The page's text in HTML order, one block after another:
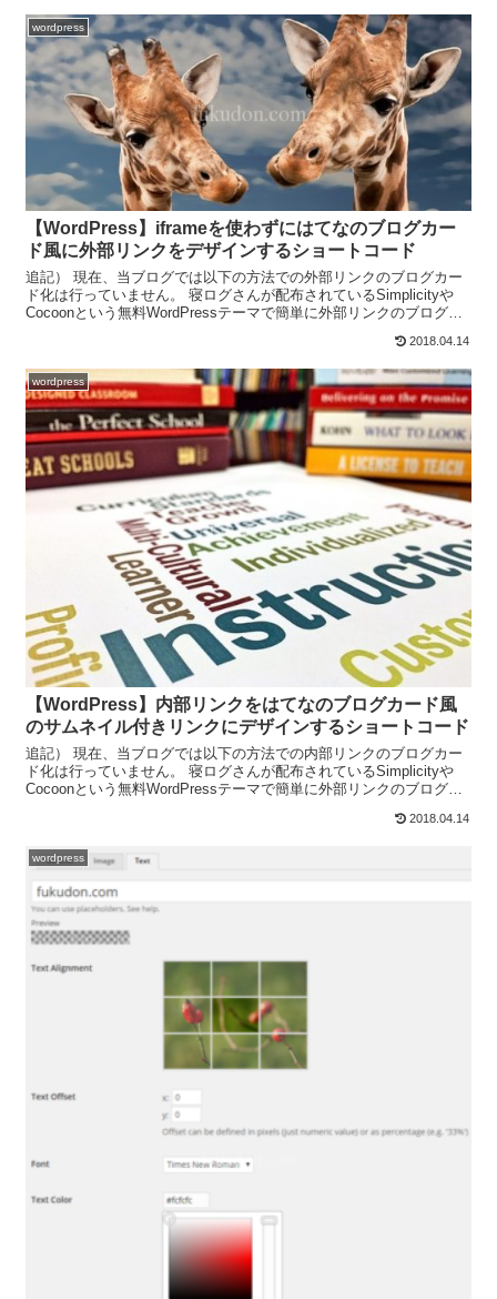
wordpress
【WordPress】iframeを使わずにはてなのブログカー
ド風に外部リンクをデザインするショートコード
追記） 現在、当ブログでは以下の方法での外部リンクのブログカー
ド化は行っていません。 寝ログさんが配布されているSimplicityや
Cocoonという無料WordPressテーマで簡単に外部リンクのブログカ
2018.04.14
wordpress
【WordPress】内部リンクをはてなのブログカード風
のサムネイル付きリンクにデザインするショートコード
追記） 現在、当ブログでは以下の方法での内部リンクのブログカー
ド化は行っていません。 寝ログさんが配布されているSimplicityや
Cocoonという無料WordPressテーマで簡単に外部リンクのブログカ
2018.04.14
wordpress